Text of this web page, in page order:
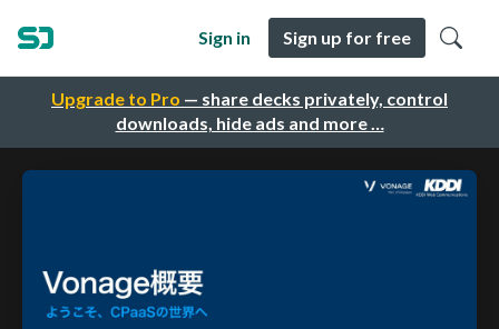
Upgrade to Pro — share decks privately, control
downloads, hide ads and more …
Sign in Sign up for free